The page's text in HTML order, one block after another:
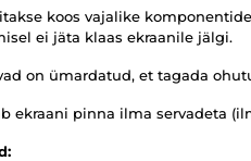
koos vajalike
ei jäta klaas ekraanile jälgi.
on ümardatud, et tagada
ekraani pinna ilma servadeta